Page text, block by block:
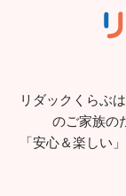
リダックくらぶ
のご家族の
「安心＆楽しい